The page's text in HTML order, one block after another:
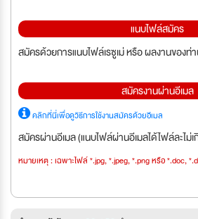
แนบไฟล์สมัคร
สมัครด้วยการแนบไฟล์เรซูเม่ หรือ ผลงานของท่
สมัครงานผ่านอีเมล
คลิกที่นี่เพื่อดูวิธีการใช้งานสมัครด้วยอีเมล
สมัครผ่านอีเมล (แนบไฟล์ผ่านอีเมลได้ไฟล์ละไม่
หมายเหตุ : เฉพาะไฟล์ *.jpg, *.jpeg, *.png หรือ *.doc,